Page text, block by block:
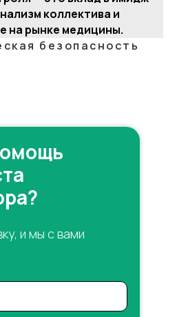
коллектива и
на рынке медицины.
безопасность
и мы с вами